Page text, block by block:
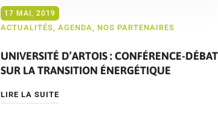
17 MAI, 2019
ACTUALITÉS AGENDA NOS PARTENAIRES
UNIVERSITÉ D’ARTOIS : CONFÉRENCE-DÉBAT
SUR LA TRANSITION ÉNERGÉTIQUE
LIRE LA SUITE